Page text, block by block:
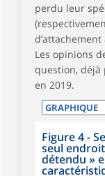
perdu leur
Les opinions
question, déjà
en 2019.
Figure 4 -
seul
détendu »